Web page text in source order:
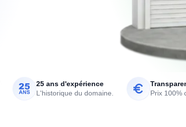
25 ans d'expérience
L'historique du domaine.
Prix 100%